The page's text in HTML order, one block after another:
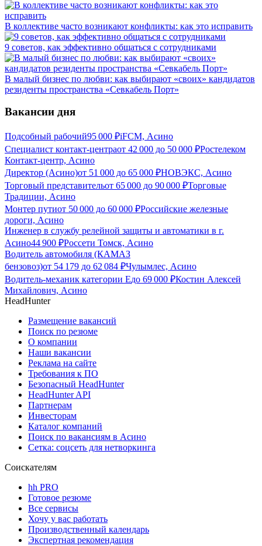
В коллективе часто возникают конфликты: как это исправить
9 советов, как эффективно общаться с сотрудниками
В малый бизнес по любви: как выбирают «своих» кандидатов
резиденты пространства «Севкабель Порт»
Вакансии дня
Подсобный рабочий95 000 ₽iFCM, Асино
Специалист контакт-центраот 42 000 до 50 000 ₽Ростелеком
Контакт-центр, Асино
Директор (Асино)от 51 000 до 65 000 ₽НОВЭКС, Асино
Торговый представительот 65 000 до 90 000 ₽Торговые
Традиции, Асино
Монтер путиот 50 000 до 60 000 ₽Российские железные
дороги, Асино
Инженер в службу релейной защиты и автоматики в г.
Асино44 900 ₽Россети Томск, Асино
Водитель автомобиля (КАМАЗ
бензовоз)от 54 179 до 62 084 ₽Чулымлес, Асино
Водитель-механик категории Едо 69 000 ₽Костин Алексей
Михайлович, Асино
HeadHunter
Размещение вакансий
Поиск по резюме
О компании
Наши вакансии
Реклама на сайте
Требования к ПО
Безопасный HeadHunter
HeadHunter API
Партнерам
Инвесторам
Каталог компаний
Поиск по вакансиям в Асино
Сетка: соцсеть для нетворкинга
Соискателям
hh PRO
Готовое резюме
Все сервисы
Хочу у вас работать
Производственный календарь
Экспертная рекомендация